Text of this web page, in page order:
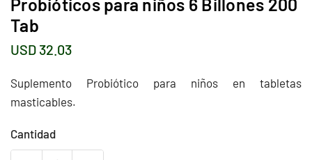
Probióticos para niños 6 Billones 200
Tab
Precio
USD 32.03
Suplemento Probiótico para niños en tabletas
masticables.
Cantidad